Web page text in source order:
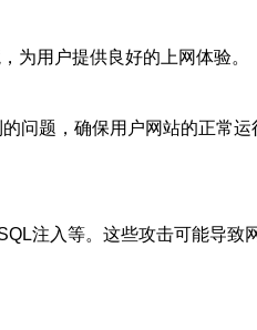
为用户提供良好的上网体验。
问题，确保用户网站的正常运
注入等。这些攻击可能导致